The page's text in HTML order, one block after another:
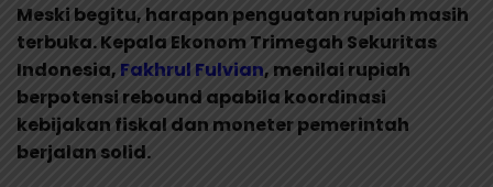
Meski begitu, harapan penguatan rupiah masih
terbuka. Kepala Ekonom Trimegah Sekuritas
Indonesia, Fakhrul Fulvian, menilai rupiah
berpotensi rebound apabila koordinasi
kebijakan fiskal dan moneter pemerintah
berjalan solid.